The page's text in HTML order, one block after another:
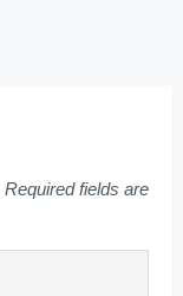
Required fields are